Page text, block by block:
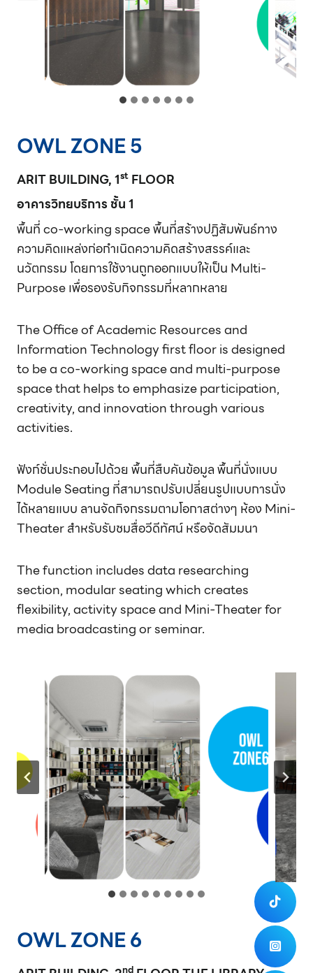
OWL ZONE 5
ARIT BUILDING, 1st FLOOR
อาคารวิทยบริการ ชั้น 1
พื้นที่ co-working space พื้นที่สร้างปฏิสัมพันธ์ทาง
ความคิดแหล่งก่อกำเนิดความคิดสร้างสรรค์และ
นวัตกรรม โดยการใช้งานถูกออกแบบให้เป็น Multi-
Purpose เพื่อรองรับกิจกรรมที่หลากหลาย
The Office of Academic Resources and
Information Technology first floor is designed
to be a co-working space and multi-purpose
space that helps to emphasize participation,
creativity, and innovation through various
activities.
ฟังก์ชั่นประกอบไปด้วย พื้นที่สืบคันข้อมูล พื้นที่นั่งแบบ
Module Seating ที่สามารถปรับเปลี่ยนรูปแบบการนั่ง
ได้หลายแบบ ลานจัดกิจกรรมตามโอกาสต่างๆ ห้อง Mini-
Theater สำหรับรับชมสื่อวีดีทัศน์ หรือจัดสัมมนา
The function includes data researching
section, modular seating which creates
flexibility, activity space and Mini-Theater for
media broadcasting or seminar.
OWL ZONE 6
nd